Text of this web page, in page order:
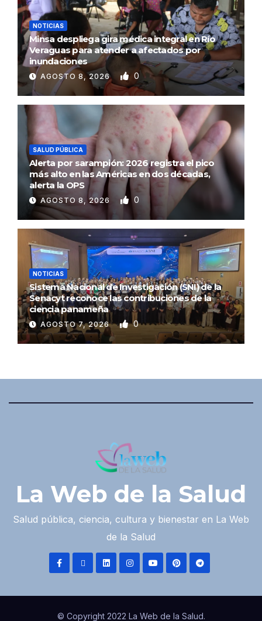
NOTICIAS
Minsa despliega gira médica integral en Río
Veraguas para atender a afectados por
inundaciones
AGOSTO 8, 2026 0
SALUD PÚBLICA
Alerta por sarampión: 2026 registra el pico
más alto en las Américas en dos décadas,
alerta la OPS
AGOSTO 8, 2026 0
NOTICIAS
Sistema Nacional de Investigación (SNI) de la
Senacyt reconoce las contribuciones de la
ciencia panameña
AGOSTO 7, 2026 0
La Web de la Salud
Salud pública, ciencia, cultura y bienestar en La Web
de la Salud
© Copyright 2022 La Web de la Salud.